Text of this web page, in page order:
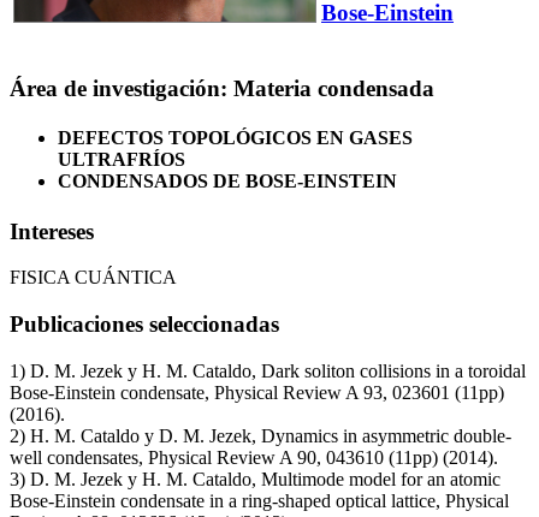
Bose-Einstein
Área de investigación: Materia condensada
DEFECTOS TOPOLÓGICOS EN GASES
ULTRAFRÍOS
CONDENSADOS DE BOSE-EINSTEIN
Intereses
FISICA CUÁNTICA
Publicaciones seleccionadas
1) D. M. Jezek y H. M. Cataldo, Dark soliton collisions in a toroidal
Bose-Einstein condensate, Physical Review A 93, 023601 (11pp)
(2016).
2) H. M. Cataldo y D. M. Jezek, Dynamics in asymmetric double-
well condensates, Physical Review A 90, 043610 (11pp) (2014).
3) D. M. Jezek y H. M. Cataldo, Multimode model for an atomic
Bose-Einstein condensate in a ring-shaped optical lattice, Physical